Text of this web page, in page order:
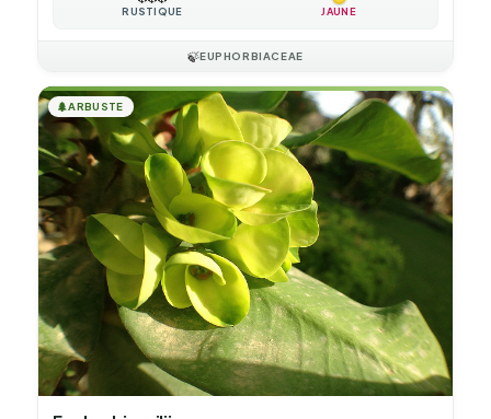
RUSTIQUE JAUNE
🍃EUPHORBIACEAE
🌲ARBUSTE